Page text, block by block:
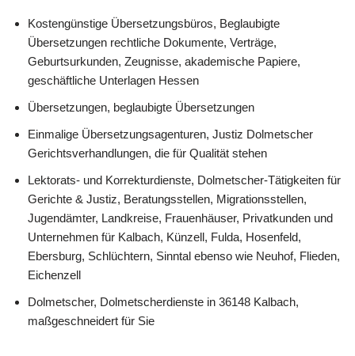
Kostengünstige Übersetzungsbüros, Beglaubigte
Übersetzungen rechtliche Dokumente, Verträge,
Geburtsurkunden, Zeugnisse, akademische Papiere,
geschäftliche Unterlagen Hessen
Übersetzungen, beglaubigte Übersetzungen
Einmalige Übersetzungsagenturen, Justiz Dolmetscher
Gerichtsverhandlungen, die für Qualität stehen
Lektorats- und Korrekturdienste, Dolmetscher-Tätigkeiten für
Gerichte & Justiz, Beratungsstellen, Migrationsstellen,
Jugendämter, Landkreise, Frauenhäuser, Privatkunden und
Unternehmen für Kalbach, Künzell, Fulda, Hosenfeld,
Ebersburg, Schlüchtern, Sinntal ebenso wie Neuhof, Flieden,
Eichenzell
Dolmetscher, Dolmetscherdienste in 36148 Kalbach,
maßgeschneidert für Sie